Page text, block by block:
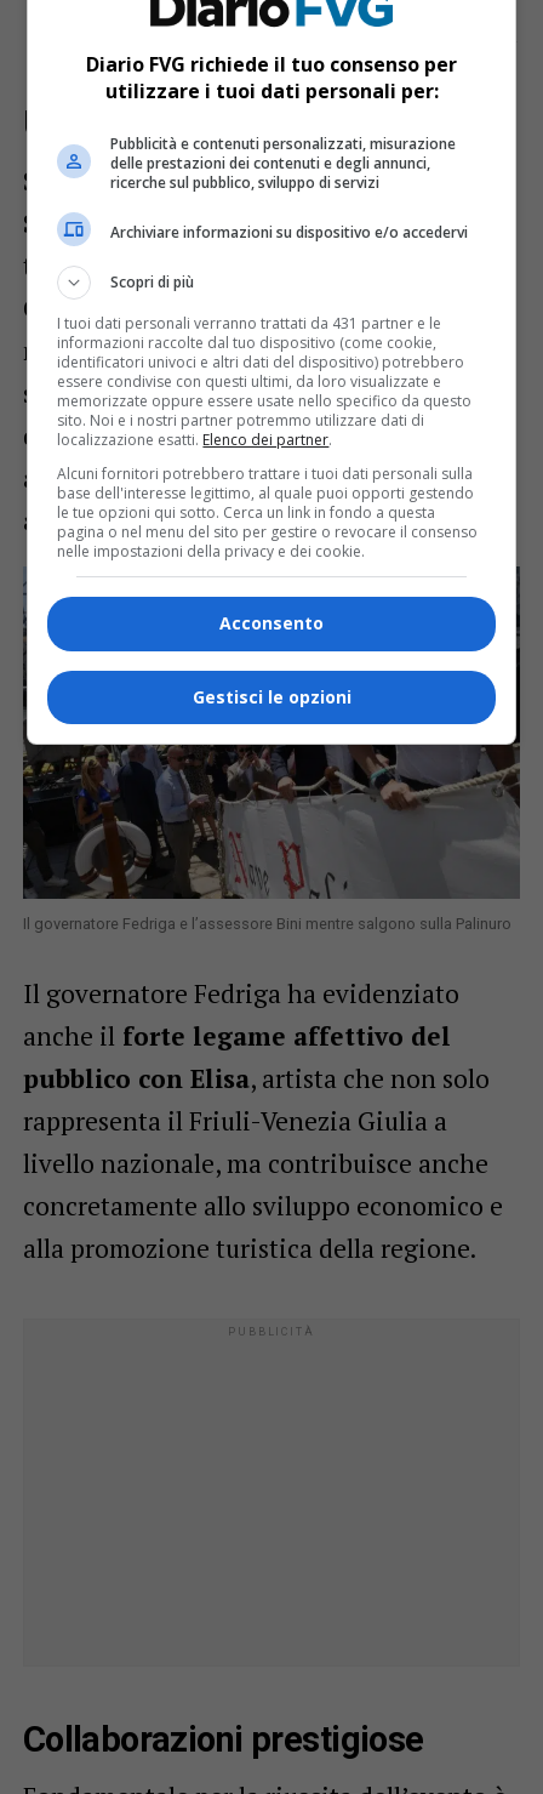
Grado, raggiungibile esclusivamente via
mare con imbarcazioni.
Una vetrina per il territorio
Secondo l’assessore regionale al Turismo,
Sergio Emidio Bini, questa iniziativa
testimonia la capacità del Friuli-Venezia
Giulia di ospitare eventi di rilevanza
nazionale e internazionale. Bini ha
sottolineato il valore turistico e culturale
dell’evento, che valorizza uno dei più
affascinanti simboli della regione: il mare
al tramonto.
Il governatore Fedriga e l’assessore Bini mentre salgono sulla Palinuro
Il governatore Fedriga ha evidenziato
anche il forte legame affettivo del
pubblico con Elisa, artista che non solo
rappresenta il Friuli-Venezia Giulia a
livello nazionale, ma contribuisce anche
concretamente allo sviluppo economico e
alla promozione turistica della regione.
Collaborazioni prestigiose
Diario FVG richiede il tuo consenso per
utilizzare i tuoi dati personali per:
Pubblicità e contenuti personalizzati, misurazione
delle prestazioni dei contenuti e degli annunci,
ricerche sul pubblico, sviluppo di servizi
Archiviare informazioni su dispositivo e/o accedervi
Scopri di più
I tuoi dati personali verranno trattati da 431 partner e le
informazioni raccolte dal tuo dispositivo (come cookie,
identificatori univoci e altri dati del dispositivo) potrebbero
essere condivise con questi ultimi, da loro visualizzate e
memorizzate oppure essere usate nello specifico da questo
sito. Noi e i nostri partner potremmo utilizzare dati di
localizzazione esatti. Elenco dei partner.
Alcuni fornitori potrebbero trattare i tuoi dati personali sulla
base dell'interesse legittimo, al quale puoi opporti gestendo
le tue opzioni qui sotto. Cerca un link in fondo a questa
pagina o nel menu del sito per gestire o revocare il consenso
nelle impostazioni della privacy e dei cookie.
Acconsento
Gestisci le opzioni